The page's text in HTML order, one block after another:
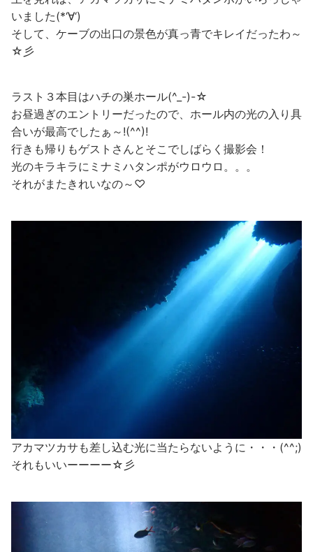
いました(*‘∀‘)
そして、ケーブの出口の景色が真っ青でキレイだったわ～
☆彡
ラスト３本目はハチの巣ホール(^_-)-☆
お昼過ぎのエントリーだったので、ホール内の光の入り具
合いが最高でしたぁ～!(^^)!
行きも帰りもゲストさんとそこでしばらく撮影会！
光のキラキラにミナミハタンポがウロウロ。。。
それがまたきれいなの～♡
アカマツカサも差し込む光に当たらないように・・・(^^;)
それもいいーーーー☆彡